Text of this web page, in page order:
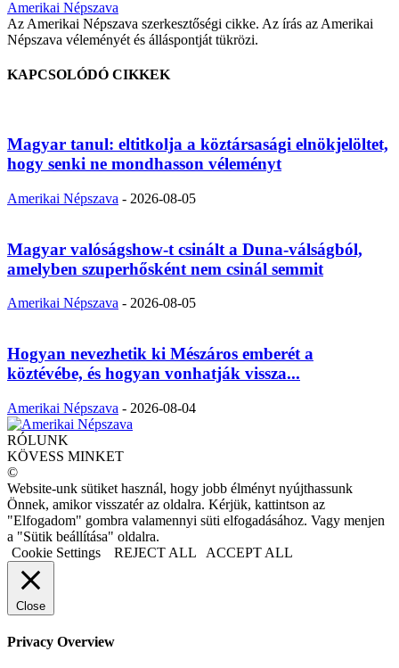
Amerikai Népszava
Az Amerikai Népszava szerkesztőségi cikke. Az írás az Amerikai
Népszava véleményét és álláspontját tükrözi.
KAPCSOLÓDÓ CIKKEK
Magyar tanul: eltitkolja a köztársasági elnökjelöltet,
hogy senki ne mondhasson véleményt
Amerikai Népszava - 2026-08-05
Magyar valóságshow-t csinált a Duna-válságból,
amelyben szuperhősként nem csinál semmit
Amerikai Népszava - 2026-08-05
Hogyan nevezhetik ki Mészáros emberét a
köztévébe, és hogyan vonhatják vissza...
Amerikai Népszava - 2026-08-04
RÓLUNK
KÖVESS MINKET
©
Website-unk sütiket használ, hogy jobb élményt nyújthassunk
Önnek, amikor visszatér az oldalra. Kérjük, kattintson az
"Elfogadom" gombra valamennyi süti elfogadásához. Vagy menjen
a "Sütik beállítása" oldalra.
Cookie Settings
REJECT ALL ACCEPT ALL
Close
Privacy Overview